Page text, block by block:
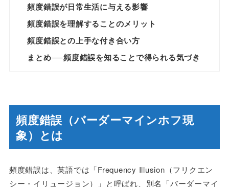
頻度錯誤が日常生活に与える影響
頻度錯誤を理解することのメリット
頻度錯誤との上手な付き合い方
まとめ──頻度錯誤を知ることで得られる気づき
頻度錯誤（バーダーマインホフ現
象）とは
頻度錯誤は、英語では「Frequency Illusion（フリクエン
シー・イリュージョン）」と呼ばれ、別名「バーダーマイ